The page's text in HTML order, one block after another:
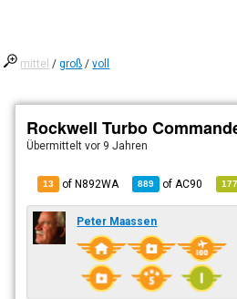
mittel /groß /voll
Rockwell Turbo
Übermitteltvor 9 Jahren
13 of N892WA 889 of AC90
Peter Maassen